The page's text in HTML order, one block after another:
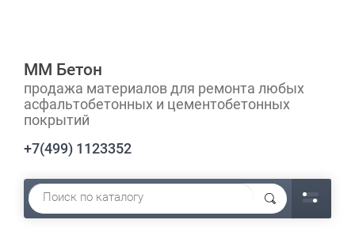
ММ Бетон
продажа материалов для ремонта любых
асфальтобетонных и цементобетонных
покрытий
+7(499) 1123352